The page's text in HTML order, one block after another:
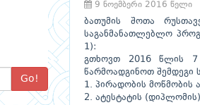
Go!
9 ნოემბერი 2016 წელი
ბათუმის შოთა
საგანმანათლებლო
1):
გთხოვთ 2016 წლის 7
წარმოადგინოთ შემდეგი
1. პირადობის მოწმობის
2. ატესტატის